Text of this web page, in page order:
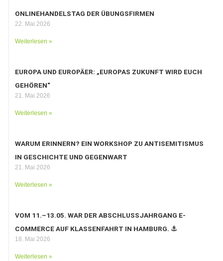
ONLINEHANDELSTAG DER ÜBUNGSFIRMEN
22. Mai 2026
Weiterlesen »
EUROPA UND EUROPÄER: „EUROPAS ZUKUNFT WIRD EUCH
GEHÖREN“
21. Mai 2026
Weiterlesen »
WARUM ERINNERN? EIN WORKSHOP ZU ANTISEMITISMUS
IN GESCHICHTE UND GEGENWART
21. Mai 2026
Weiterlesen »
VOM 11.–13.05. WAR DER ABSCHLUSSJAHRGANG E-
COMMERCE AUF KLASSENFAHRT IN HAMBURG. ⚓️
18. Mai 2026
Weiterlesen »